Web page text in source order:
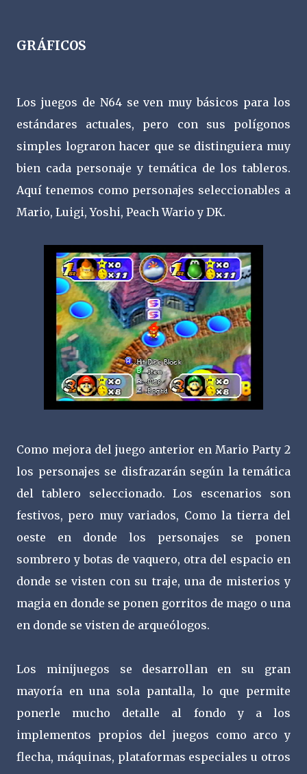
GRÁFICOS
Los juegos de N64 se ven muy básicos para los
estándares actuales, pero con sus polígonos
simples lograron hacer que se distinguiera muy
bien cada personaje y temática de los tableros.
Aquí tenemos como personajes seleccionables a
Mario, Luigi, Yoshi, Peach Wario y DK.
Como mejora del juego anterior en Mario Party 2
los personajes se disfrazarán según la temática
del tablero seleccionado. Los escenarios son
festivos, pero muy variados, Como la tierra del
oeste en donde los personajes se ponen
sombrero y botas de vaquero, otra del espacio en
donde se visten con su traje, una de misterios y
magia en donde se ponen gorritos de mago o una
en donde se visten de arqueólogos.
Los minijuegos se desarrollan en su gran
mayoría en una sola pantalla, lo que permite
ponerle mucho detalle al fondo y a los
implementos propios del juegos como arco y
flecha, máquinas, plataformas especiales u otros